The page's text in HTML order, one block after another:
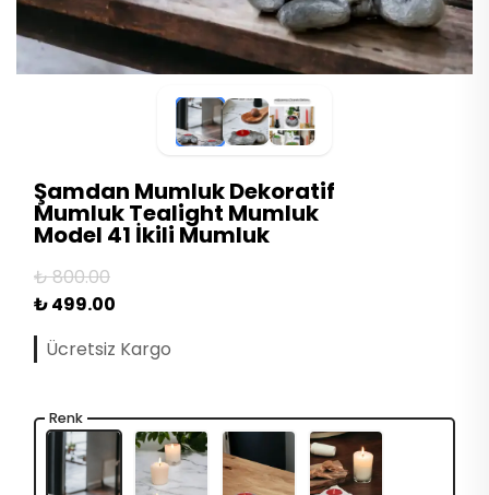
Şamdan Mumluk Dekoratif
Mumluk Tealight Mumluk
Model 41 İkili Mumluk
₺ 800.00
₺ 499.00
Ücretsiz Kargo
Renk